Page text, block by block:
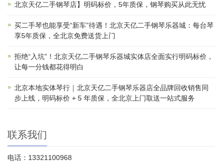
北京天亿二手钢琴店】明码标价，5年质保，钢琴购买从此无忧
买二手琴也能享受“新车”待遇！北京天亿二手钢琴乐器城：每台琴
享5年质保，全北京免费送货上门
拒绝“入坑”！北京天亿二手钢琴乐器城实体店全面实行明码标价，
让每一分钱都花得明白
北京本地实体琴行｜北京天亿二手钢琴乐器店全品牌回收销售同
步上线，明码标价 + 5 年质保，全北京上门取送一站式服务
联系我们
电话：13321100968